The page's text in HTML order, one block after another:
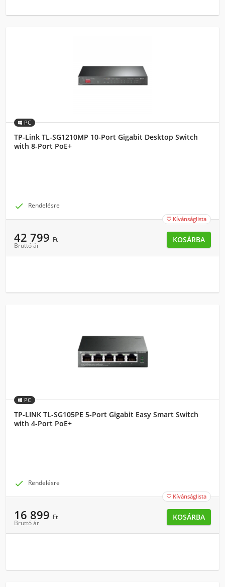
PC
TP-Link TL-SG1210MP 10-Port Gigabit Desktop Switch
with 8-Port PoE+
 Rendelésre
 Kívánságlista
42 799 Ft
Bruttó ár
KOSÁRBA
PC
TP-LINK TL-SG105PE 5-Port Gigabit Easy Smart Switch
with 4-Port PoE+
 Rendelésre
 Kívánságlista
16 899 Ft
Bruttó ár
KOSÁRBA